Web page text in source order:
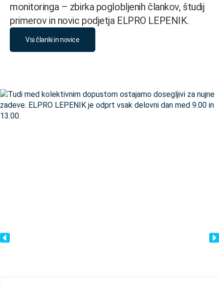
monitoringa – zbirka poglobljenih člankov, študij
primerov in novic podjetja ELPRO LEPENIK.
Vsi članki in novice